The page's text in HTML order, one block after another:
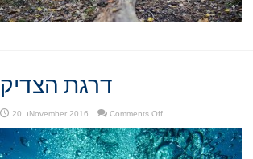
דרגת הצדיק
20 בNovember 2016 Comments Offon
הצדיק